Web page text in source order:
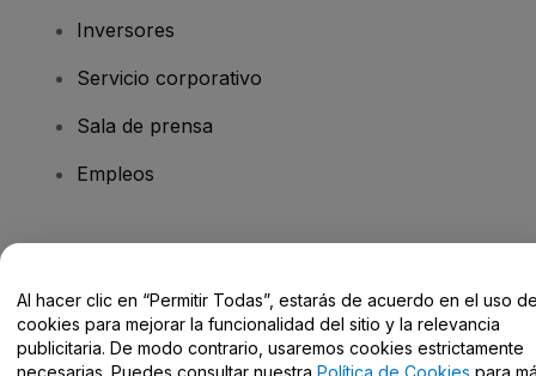
Inversores
Servicio corporativo
Sala de prensa
Empleos
Centro de Ayuda / Contacto
Al hacer clic en “Permitir Todas”, estarás de acuerdo en el uso
cookies para mejorar la funcionalidad del sitio y la relevancia
publicitaria. De modo contrario, usaremos cookies estrictamente
necesarias. Puedes consultar nuestra Política de Cookies para